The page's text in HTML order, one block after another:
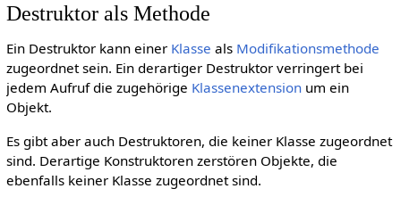
Destruktor als Methode
Ein Destruktor kann einer Klasse als Modifikationsmethode
zugeordnet sein. Ein derartiger Destruktor verringert bei
jedem Aufruf die zugehörige Klassenextensionum ein
Objekt.
Es gibt aber auch Destruktoren, die keiner Klasse zugeordnet
sind. Derartige Konstruktoren zerstören Objekte, die
ebenfalls keiner Klasse zugeordnet sind.